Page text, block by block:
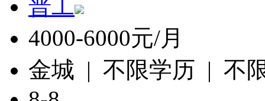
普工
4000-6000元/月
金城 | 不限学历 | 不